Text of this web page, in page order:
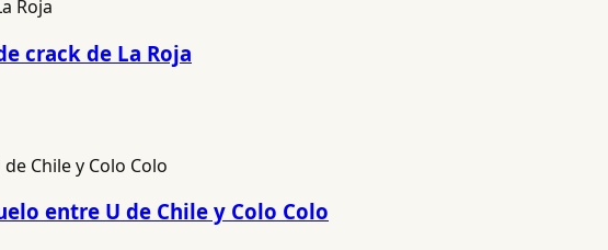
crack de La Roja
entre U de Chile y Colo Colo